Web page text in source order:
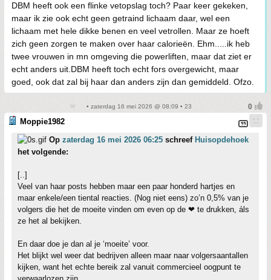
DBM heeft ook een flinke vetopslag toch? Paar keer gekeken,
maar ik zie ook echt geen getraind lichaam daar, wel een
lichaam met hele dikke benen en veel vetrollen. Maar ze hoeft
zich geen zorgen te maken over haar calorieën. Ehm.....ik heb
twee vrouwen in mn omgeving die powerliften, maar dat ziet er
echt anders uit.DBM heeft toch echt fors overgewicht, maar
goed, ook dat zal bij haar dan anders zijn dan gemiddeld. Ofzo.
• zaterdag 16 mei 2026 @ 08:09 • 23
Moppie1982
Op zaterdag 16 mei 2026 06:25 schreef Huisopdehoek
het volgende:
[..]
Veel van haar posts hebben maar een paar honderd hartjes en
maar enkele/een tiental reacties. (Nog niet eens) zo’n 0,5% van je
volgers die het de moeite vinden om even op de ❤ te drukken, áls
ze het al bekijken.
En daar doe je dan al je ‘moeite’ voor.
Het blijkt wel weer dat bedrijven alleen maar naar volgersaantallen
kijken, want het echte bereik zal vanuit commercieel oogpunt te